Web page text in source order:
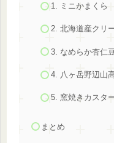
1. ミニかまくら
2. 北海道産クリ
3. なめらか杏仁
4. 八ヶ岳野辺山
5. 窯焼きカスタ
まとめ